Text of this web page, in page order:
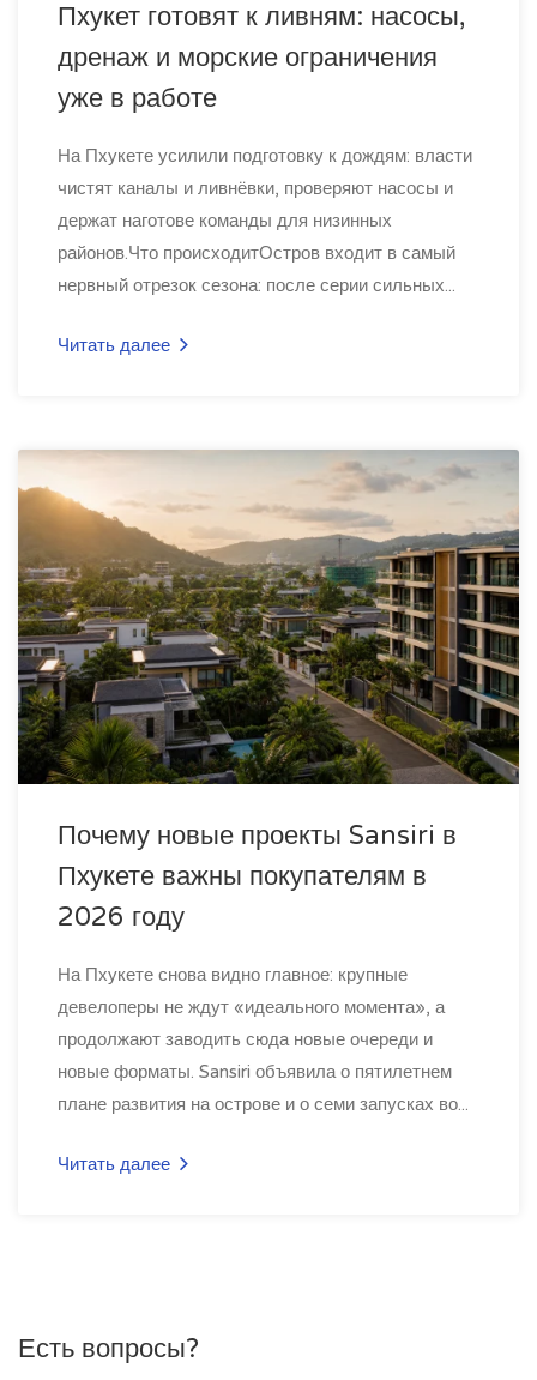
Пхукет готовят к ливням: насосы,
дренаж и морские ограничения
уже в работе
На Пхукете усилили подготовку к дождям: власти
чистят каналы и ливнёвки, проверяют насосы и
держат наготове команды для низинных
районов.Что происходитОстров входит в самый
нервный отрезок сезона: после серии сильных...
Читать далее
Почему новые проекты Sansiri в
Пхукете важны покупателям в
2026 году
На Пхукете снова видно главное: крупные
девелоперы не ждут «идеального момента», а
продолжают заводить сюда новые очереди и
новые форматы. Sansiri объявила о пятилетнем
плане развития на острове и о семи запусках во...
Читать далее
Есть вопросы?